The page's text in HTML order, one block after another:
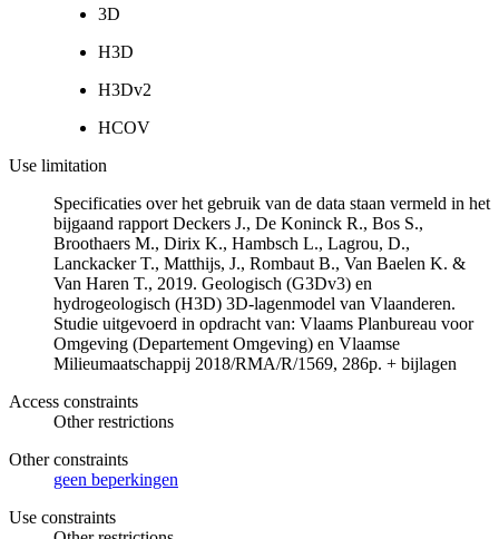
3D
H3D
H3Dv2
HCOV
Use limitation
Specificaties over het gebruik van de data staan vermeld in het
bijgaand rapport Deckers J., De Koninck R., Bos S.,
Broothaers M., Dirix K., Hambsch L., Lagrou, D.,
Lanckacker T., Matthijs, J., Rombaut B., Van Baelen K. &
Van Haren T., 2019. Geologisch (G3Dv3) en
hydrogeologisch (H3D) 3D-lagenmodel van Vlaanderen.
Studie uitgevoerd in opdracht van: Vlaams Planbureau voor
Omgeving (Departement Omgeving) en Vlaamse
Milieumaatschappij 2018/RMA/R/1569, 286p. + bijlagen
Access constraints
Other restrictions
Other constraints
geen beperkingen
Use constraints